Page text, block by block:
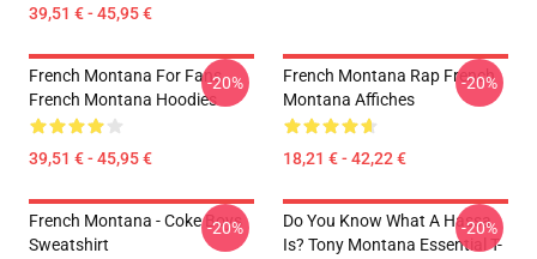
39,51 € - 45,95 €
French Montana For Fans
French Montana Hoodies
39,51 € - 45,95 €
-20%
French Montana Rap French
Montana Affiches
18,21 € - 42,22 €
-20%
French Montana - Coke Boys
Sweatshirt
-20%
Do You Know What A Hassa
Is? Tony Montana Essential T-
-20%